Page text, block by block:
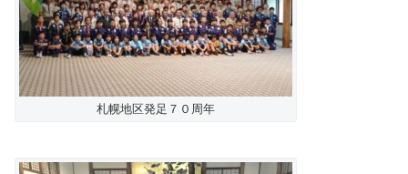
札幌地区発足７０周年